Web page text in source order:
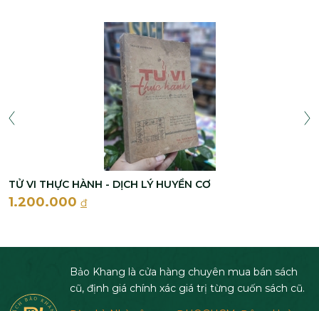
TỬ VI THỰC HÀNH - DỊCH LÝ HUYỀN CƠ
1.200.000 đ
Bảo Khang là cửa hàng chuyên mua bán sách
cũ, định giá chính xác giá trị từng cuốn sách cũ.